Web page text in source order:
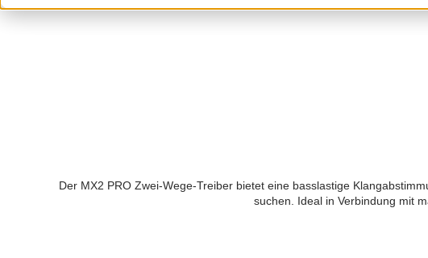
Der MX2 PRO Zwei-Wege-Treiber bietet eine basslastige
suchen. Ideal in Verbindung mit